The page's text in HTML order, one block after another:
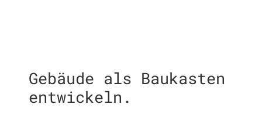
Gebäude als Baukasten
entwickeln.